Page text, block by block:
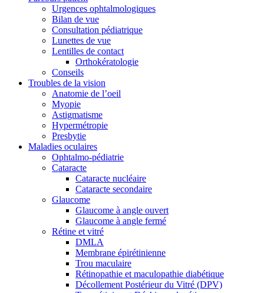
Urgences ophtalmologiques
Bilan de vue
Consultation pédiatrique
Lunettes de vue
Lentilles de contact
Orthokératologie
Conseils
Troubles de la vision
Anatomie de l’oeil
Myopie
Astigmatisme
Hypermétropie
Presbytie
Maladies oculaires
Ophtalmo-pédiatrie
Cataracte
Cataracte nucléaire
Cataracte secondaire
Glaucome
Glaucome à angle ouvert
Glaucome à angle fermé
Rétine et vitré
DMLA
Membrane épirétinienne
Trou maculaire
Rétinopathie et maculopathie diabétique
Décollement Postérieur du Vitré (DPV)